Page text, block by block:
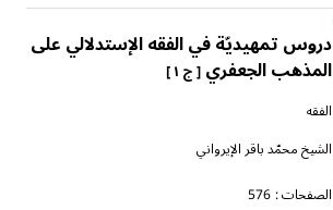
دروس تمهيديّة في الفقه الإستدلالي على
المذهب الجعفري[ ج ١ ]
الفقه
الشيخ محمّد باقر الإيرواني
الصفحات : 576